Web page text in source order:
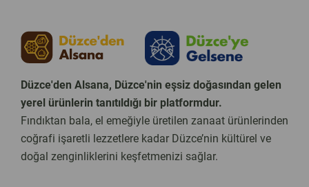
Düzce'den Alsana, Düzce'nin eşsiz doğasından gelen
yerel ürünlerin tanıtıldığı bir platformdur.
Fındıktan bala, el emeğiyle üretilen zanaat ürünlerinden
coğrafi işaretli lezzetlere kadar Düzce’nin kültürel ve
doğal zenginliklerini keşfetmenizi sağlar.